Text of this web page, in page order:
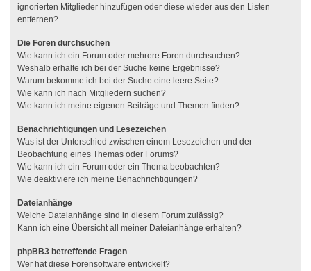
ignorierten Mitglieder hinzufügen oder diese wieder aus den Listen
entfernen?
Die Foren durchsuchen
Wie kann ich ein Forum oder mehrere Foren durchsuchen?
Weshalb erhalte ich bei der Suche keine Ergebnisse?
Warum bekomme ich bei der Suche eine leere Seite?
Wie kann ich nach Mitgliedern suchen?
Wie kann ich meine eigenen Beiträge und Themen finden?
Benachrichtigungen und Lesezeichen
Was ist der Unterschied zwischen einem Lesezeichen und der
Beobachtung eines Themas oder Forums?
Wie kann ich ein Forum oder ein Thema beobachten?
Wie deaktiviere ich meine Benachrichtigungen?
Dateianhänge
Welche Dateianhänge sind in diesem Forum zulässig?
Kann ich eine Übersicht all meiner Dateianhänge erhalten?
phpBB3 betreffende Fragen
Wer hat diese Forensoftware entwickelt?